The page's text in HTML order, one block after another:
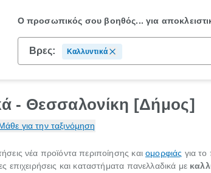
Ο προσωπικός σου βοηθός...για
Βρες: Καλλυντικά
- Θεσσαλονίκη [Δήμος]
για την ταξινόμηση
νέα προϊόντα περιποίησης καιομορφιάς για
επιχειρήσεις και καταστήματα πανελλαδικά με